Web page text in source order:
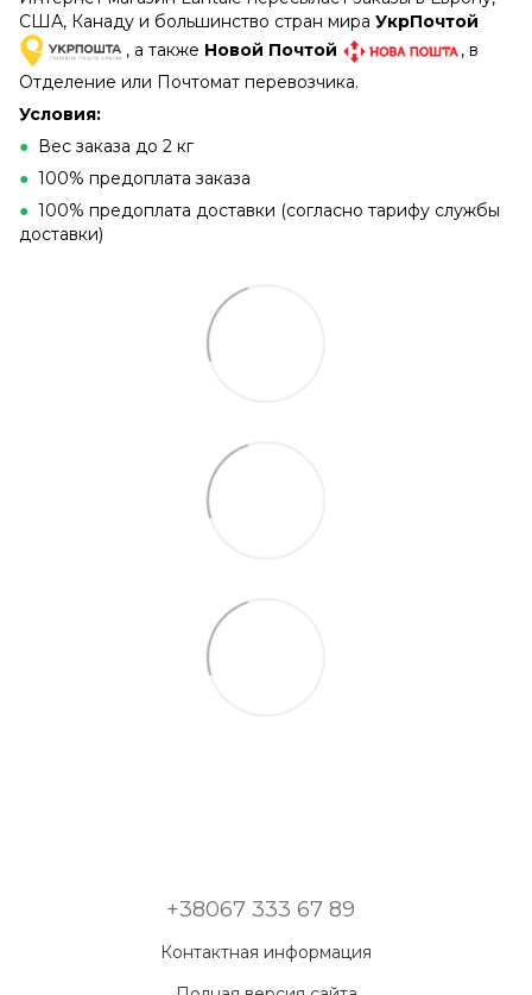
США, Канаду и большинство стран мира УкрПочтой
, а также Новой Почтой
, в
Отделение или Почтомат перевозчика.
Условия:
● Вес заказа до 2 кг
● 100% предоплата заказа
● 100% предоплата доставки (согласно тарифу службы
доставки)
+38067 333 67 89
Контактная информация